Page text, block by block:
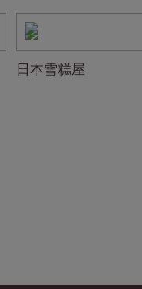
日本雪糕屋